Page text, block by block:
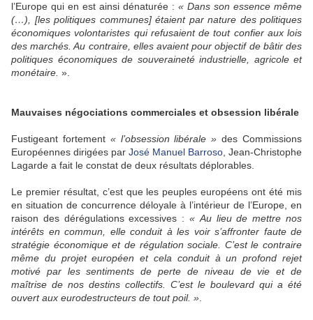
l’Europe qui en est ainsi dénaturée : « Dans son essence même
(…), [les politiques communes] étaient par nature des politiques
économiques volontaristes qui refusaient de tout confier aux lois
des marchés. Au contraire, elles avaient pour objectif de bâtir des
politiques économiques de souveraineté industrielle, agricole et
monétaire. ».
Mauvaises négociations commerciales et obsession libérale
Fustigeant fortement « l’obsession libérale » des Commissions
Européennes dirigées par José Manuel Barroso , Jean-Christophe
Lagarde a fait le constat de deux résultats déplorables.
Le premier résultat, c’est que les peuples européens ont été mis
en situation de concurrence déloyale à l’intérieur de l’Europe, en
raison des dérégulations excessives : « Au lieu de mettre nos
intérêts en commun, elle conduit à les voir s’affronter faute de
stratégie économique et de régulation sociale. C’est le contraire
même du projet européen et cela conduit à un profond rejet
motivé par les sentiments de perte de niveau de vie et de
maîtrise de nos destins collectifs. C’est le boulevard qui a été
ouvert aux eurodestructeurs de tout poil. »